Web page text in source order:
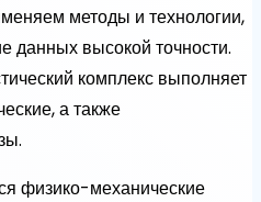
методы и технологии,
данных высокой точности.
комплекс выполняет
а также
физико-механические